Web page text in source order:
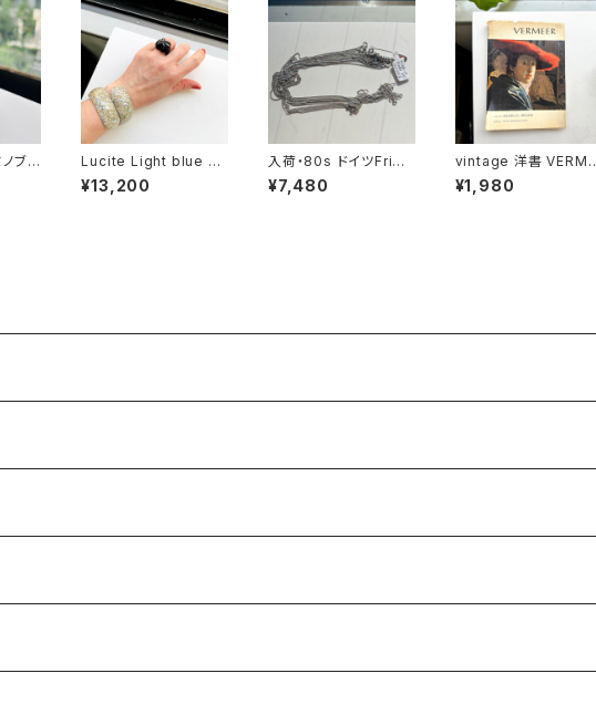
ブレ
Lucite Light blue cl
amper バングル ブレス
レット
¥13,200
入荷・80s ドイツFried
rich Binder OLD sto
ck ショートチェーン（バ
¥7,480
vintage 洋書 VERME
ER（ヨハネス・フェルメ
ール）
¥1,980